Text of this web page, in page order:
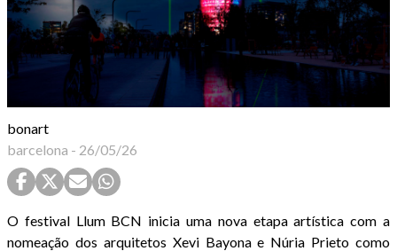
bonart
barcelona - 26/05/26
O festival Llum BCN inicia uma nova etapa artística com a
nomeação dos arquitetos Xevi Bayona e Núria Prieto como